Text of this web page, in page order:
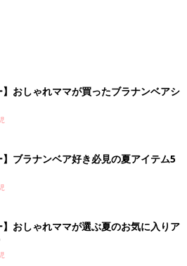
】おしゃれママが買ったブラナンベアシ
】ブラナンベア好き必見の夏アイテム5
】おしゃれママが選ぶ夏のお気に入りア